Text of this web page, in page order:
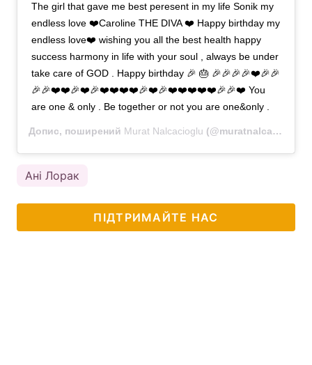
The girl that gave me best peresent in my life Sonik my
endless love ❤️Caroline THE DIVA ❤️ Happy birthday my
endless love❤️ wishing you all the best health happy
success harmony in life with your soul , always be under
take care of GOD . Happy birthday 🎉 🎂 🎉🎉🎉🎉❤️🎉🎉
🎉🎉❤️❤️🎉❤️🎉❤️❤️❤️❤️🎉❤️🎉❤️❤️❤️❤️❤️🎉🎉❤️ You
are one & only . Be together or not you are one&only .
Допис, поширений Murat Nalcacioglu (@muratnalca) 26
Ані Лорак
ПІДТРИМАЙТЕ НАС